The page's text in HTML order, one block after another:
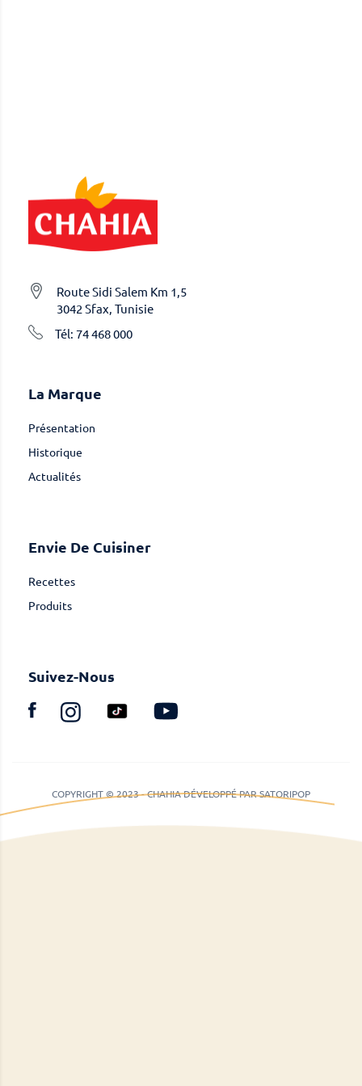
Route Sidi Salem Km 1,5
3042 Sfax, Tunisie
Tél: 74 468 000
La Marque
Présentation
Historique
Actualités
Envie De Cuisiner
Recettes
Produits
Suivez-Nous
COPYRIGHT © 2023 - CHAHIA DÉVELOPPÉ PAR SATORIPOP